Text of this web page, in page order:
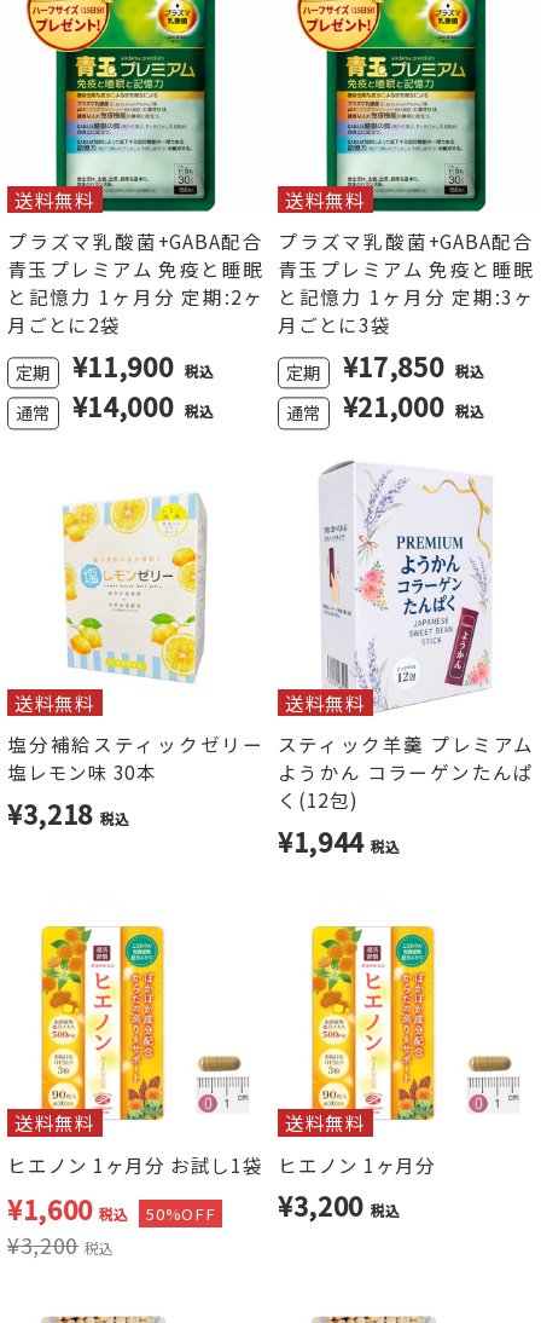
送料無料
プラズマ乳酸菌+GABA配合
青玉プレミアム 免疫と睡眠
と記憶力 1ヶ月分 定期:2ヶ
月ごとに2袋
定期 ¥11,900 税込
通常 ¥14,000 税込
送料無料
プラズマ乳酸菌+GABA配合
青玉プレミアム 免疫と睡眠
と記憶力 1ヶ月分 定期:3ヶ
月ごとに3袋
定期 ¥17,850 税込
通常 ¥21,000 税込
送料無料
塩分補給スティックゼリー
塩レモン味 30本
¥3,218 税込
送料無料
スティック羊羹 プレミアム
ようかん コラーゲンたんぱ
く(12包)
¥1,944 税込
送料無料
ヒエノン 1ヶ月分 お試し1袋
¥1,600 税込 50%OFF
¥3,200 税込
送料無料
ヒエノン 1ヶ月分
¥3,200 税込